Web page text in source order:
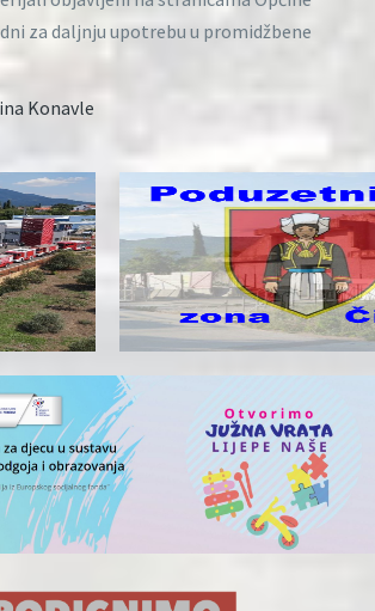
za daljnju upotrebu u promidžbene
Konavle